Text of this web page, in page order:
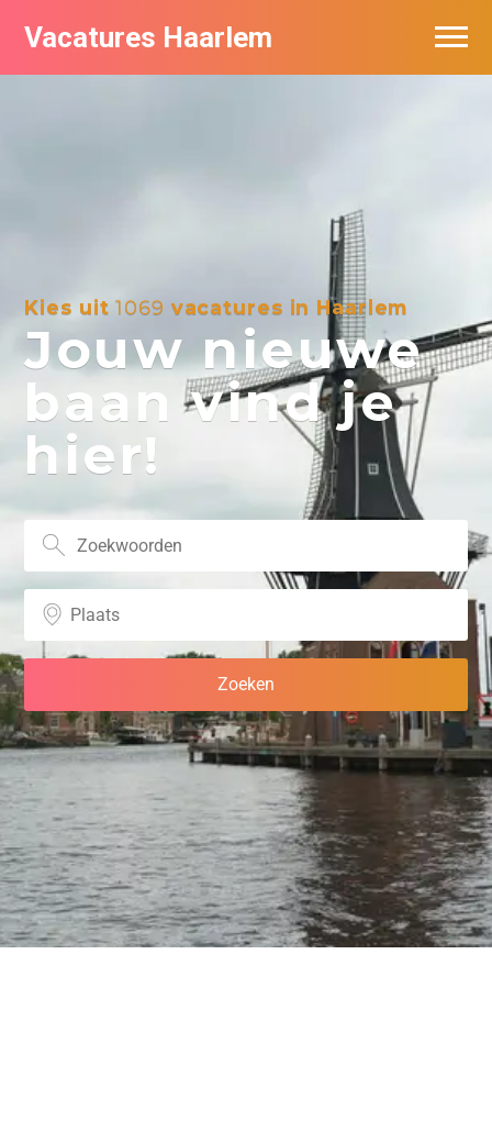
Vacatures Haarlem
Kies uit1069 vacatures in Haarlem
Jouw nieuwe
baan vind je
hier!
Vacatures per bedrijf in Haarlem